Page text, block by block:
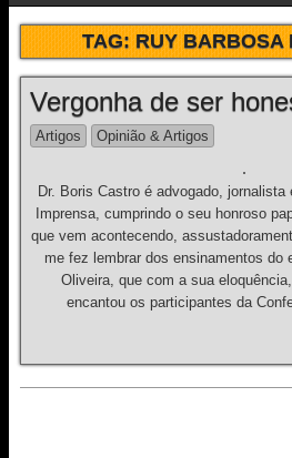
TAG:RUY BARBOSA
Vergonha de ser
Artigos Opinião & Artigos
Dr. Boris Castro é advogado,
Imprensa, cumprindo o seu honroso
que vem acontecendo,
me fez lembrar dos ensinamentos do
Oliveira, que com a sua
encantou os participantes da